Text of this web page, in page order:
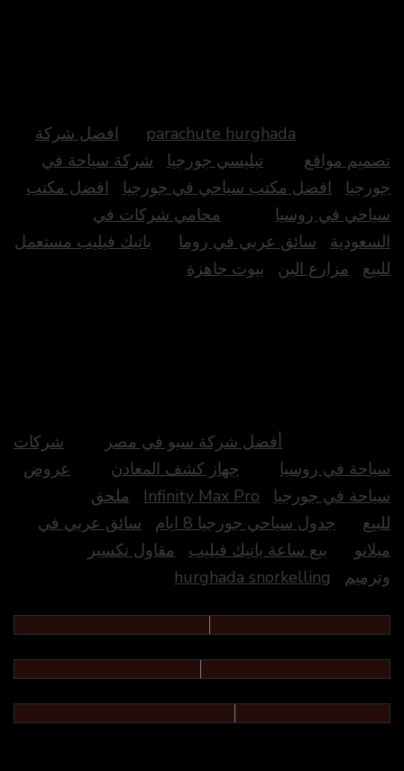
parachute hurghada
افضل شركة
تصميم مواقع
تبليسي جورجيا
شركة سياحة في
جورجيا
افضل مكتب سياحي في جورجيا
افضل مكتب
سياحي في روسيا
محامي شركات في
السعودية
سائق عربي في روما
باتيك فيليب مستعمل
للبيع
مزارع البن بيوت جاهزة
أفضل شركة سيو في مصر
شركات
سياحة في روسيا
جهاز كشف المعادن
عروض
سياحة في جورجيا
Infinity Max Pro
ملحق
للبيع
جدول سياحي جورجيا 8 ايام
سائق عربي في
ميلانو
بيع ساعة باتيك فيليب
مقاول تكسير
وترميم
hurghada snorkelling